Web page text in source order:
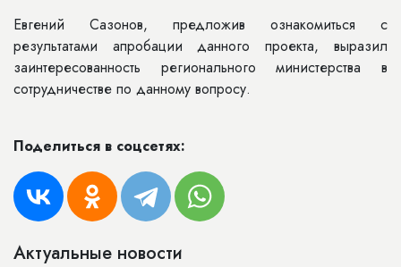
Евгений Сазонов, предложив ознакомиться с
результатами апробации данного проекта, выразил
заинтересованность регионального министерства в
сотрудничестве по данному вопросу.
Поделиться в соцсетях:
Актуальные новости